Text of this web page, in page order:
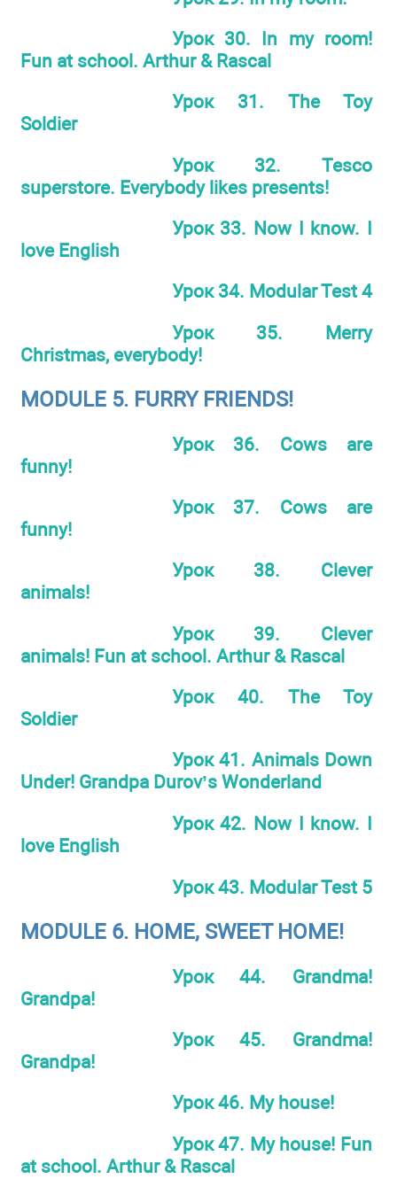
Урок 30. In my room!
Fun at school. Arthur & Rascal
Урок 31. The Toy
Soldier
Урок 32. Tesco
superstore. Everybody likes presents!
Урок 33. Now I know. I
love English
Урок 34. Modular Test 4
Урок 35. Merry
Christmas, everybody!
MODULE 5. FURRY FRIENDS!
Урок 36. Cows are
funny!
Урок 37. Cows are
funny!
Урок 38. Clever
animals!
Урок 39. Clever
animals! Fun at school. Arthur & Rascal
Урок 40. The Toy
Soldier
Урок 41. Animals Down
Under! Grandpa Durov’s Wonderland
Урок 42. Now I know. I
love English
Урок 43. Modular Test 5
MODULE 6. HOME, SWEET HOME!
Урок 44. Grandma!
Grandpa!
Урок 45. Grandma!
Grandpa!
Урок 46. My house!
Урок 47. My house! Fun
at school. Arthur & Rascal